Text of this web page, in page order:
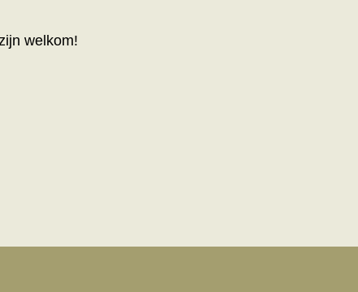
welkom!